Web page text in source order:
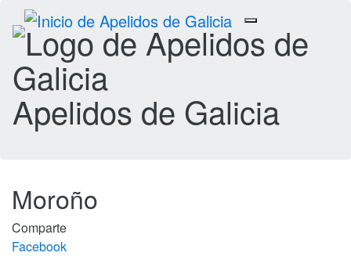
Toggle
navigation
Apelidos de Galicia
Moroño
Comparte
Facebook